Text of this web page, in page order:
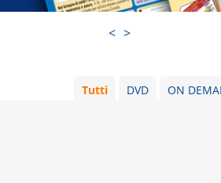
< >
ON
DVD
Tutti